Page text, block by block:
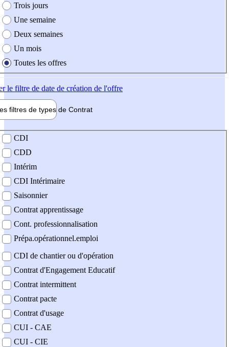
Trois jours
Une semaine
Deux semaines
Un mois
Toutes les offres
le filtre de date de création de l'offre
filtres de types de Contrat
contrat
CDI
CDD
Intérim
CDI Intérimaire
Saisonnier
Contrat apprentissage
Cont. professionnalisation
Prépa.opérationnel.emploi
CDI de chantier ou d'opération
Contrat d'Engagement Educatif
Contrat intermittent
Contrat pacte
Contrat d'usage
CUI - CAE
CUI - CIE